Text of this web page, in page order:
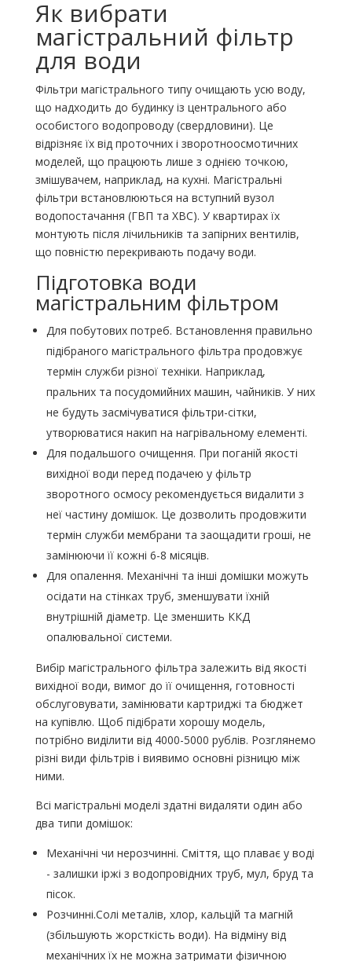
Як вибрати
магістральний фільтр
для води
Фільтри магістрального типу очищають усю воду,
що надходить до будинку із центрального або
особистого водопроводу (свердловини). Це
відрізняє їх від проточних і зворотноосмотичних
моделей, що працюють лише з однією точкою,
змішувачем, наприклад, на кухні. Магістральні
фільтри встановлюються на вступний вузол
водопостачання (ГВП та ХВС). У квартирах їх
монтують після лічильників та запірних вентилів,
що повністю перекривають подачу води.
Підготовка води
магістральним фільтром
Для побутових потреб. Встановлення правильно
підібраного магістрального фільтра продовжує
термін служби різної техніки. Наприклад,
пральних та посудомийних машин, чайників. У них
не будуть засмічуватися фільтри-сітки,
утворюватися накип на нагрівальному елементі.
Для подальшого очищення. При поганій якості
вихідної води перед подачею у фільтр
зворотного осмосу рекомендується видалити з
неї частину домішок. Це дозволить продовжити
термін служби мембрани та заощадити гроші, не
замінюючи її кожні 6-8 місяців.
Для опалення. Механічні та інші домішки можуть
осідати на стінках труб, зменшувати їхній
внутрішній діаметр. Це зменшить ККД
опалювальної системи.
Вибір магістрального фільтра залежить від якості
вихідної води, вимог до її очищення, готовності
обслуговувати, замінювати картриджі та бюджет
на купівлю. Щоб підібрати хорошу модель,
потрібно виділити від 4000-5000 рублів. Розглянемо
різні види фільтрів і виявимо основні різницю між
ними.
Всі магістральні моделі здатні видаляти один або
два типи домішок:
Механічні чи нерозчинні. Сміття, що плаває у воді
- залишки іржі з водопровідних труб, мул, бруд та
пісок.
Розчинні.Солі металів, хлор, кальцій та магній
(збільшують жорсткість води). На відміну від
механічних їх не можна затримати фізичною